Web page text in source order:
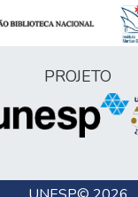
PROJETO